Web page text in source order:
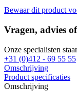
Bewaar dit product
Vragen, advies
Onze specialisten
+31 (0)412 - 69 55 55
Omschrijving
Product specificaties
Omschrijving